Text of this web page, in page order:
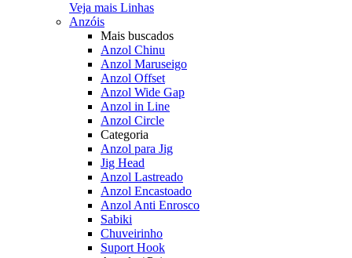
Veja mais Linhas
Anzóis
Mais buscados
Anzol Chinu
Anzol Maruseigo
Anzol Offset
Anzol Wide Gap
Anzol in Line
Anzol Circle
Categoria
Anzol para Jig
Jig Head
Anzol Lastreado
Anzol Encastoado
Anzol Anti Enrosco
Sabiki
Chuveirinho
Suport Hook